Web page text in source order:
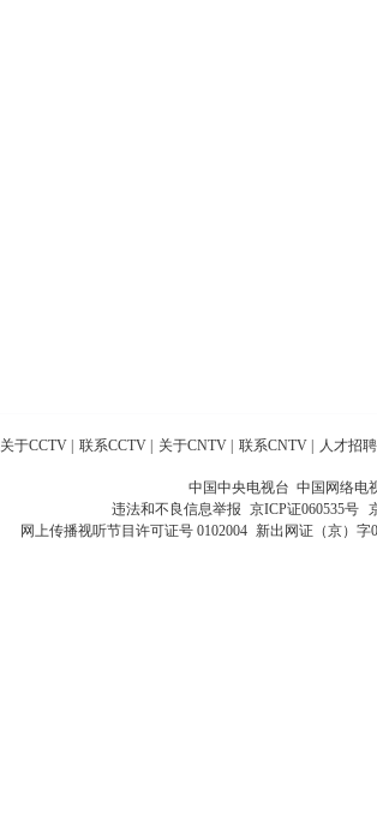
关于CCTV | 联系CCTV | 关于CNTV | 联系CNTV | 人才招聘
中国中央电视台 中国网络电
违法和不良信息举报 京ICP证060535号
网上传播视听节目许可证号 0102004 新出网证（京）